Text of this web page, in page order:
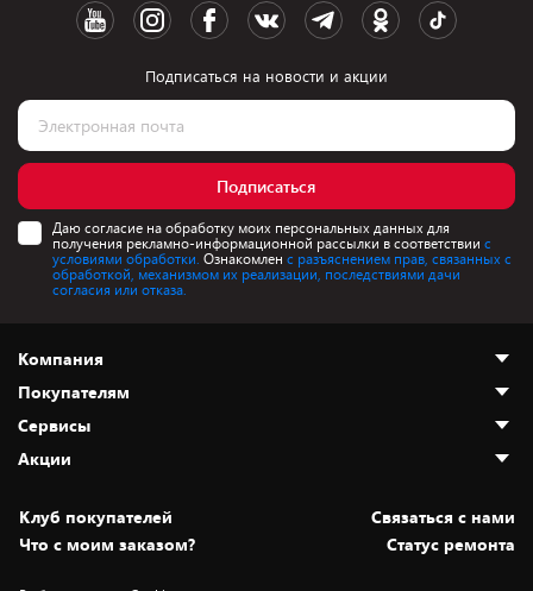
Подписаться на новости и акции
Подписаться
Даю согласие на обработку моих персональных данных для
получения рекламно-информационной рассылки в соответствии с
условиями обработки. Ознакомлен с разъяснением прав, связанных с
обработкой, механизмом их реализации, последствиями дачи
согласия или отказа.
Компания
О нас
Адреса магазинов
Новости
Статьи и обзоры
Вакансии
Покупателям
Как сделать заказ
Оплата и доставка
Безналичный расчёт
Обмен и возврат товара
Сервисы
Установка техники
Для игровых консолей
Акции
Скидки и промокоды
Белорусские товары
Клуб покупателей
Cвязаться с нами
Что с моим заказом?
Статус ремонта